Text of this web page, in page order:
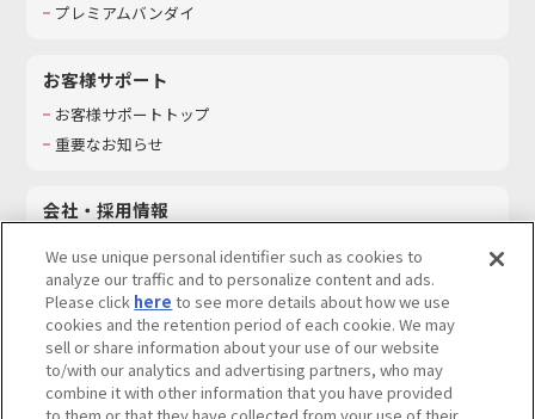
プレミアムバンダイ
お客様サポート
お客様サポートトップ
重要なお知らせ
会社・採用情報
採用情報
サステナビリティ
お問い合わせ
We use unique personal identifier such as cookies to
analyze our traffic and to personalize content and ads.
Please click here to see more details about how we use
cookies and the retention period of each cookie. We may
sell or share information about your use of our website
to/with our analytics and advertising partners, who may
combine it with other information that you have provided